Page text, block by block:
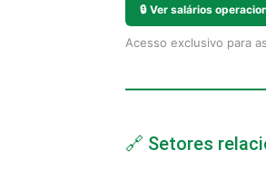
🔒 Ver salários
Acesso exclusivo para
🔗 Setores